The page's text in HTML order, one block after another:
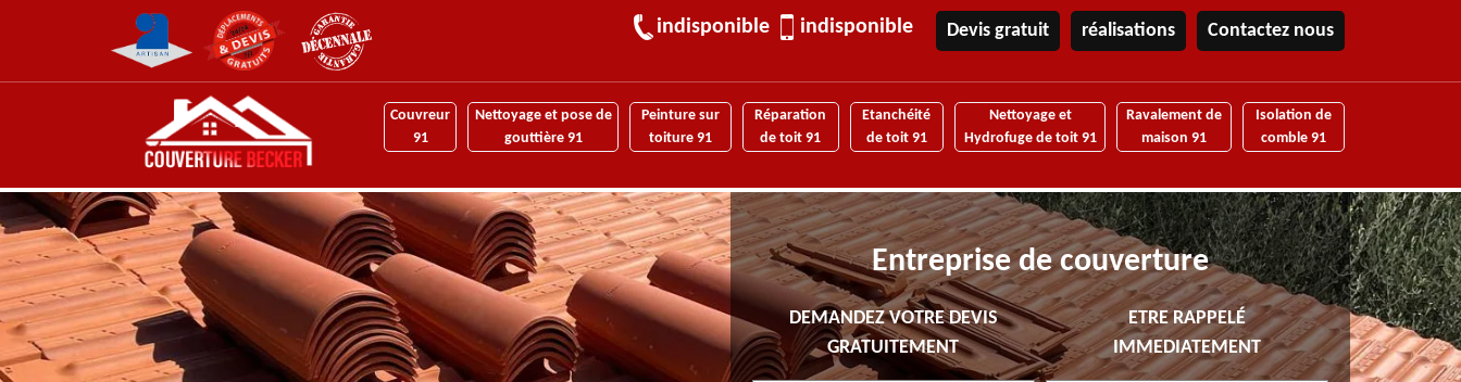
Devis gratuit réalisations Contactez nous
indisponible indisponible
Couvreur
91
Nettoyage et pose de
gouttière 91
Peinture sur
toiture 91
Réparation
de toit 91
Etanchéité
de toit 91
Nettoyage et
Hydrofuge de toit 91
Ravalement de
maison 91
Isolation de
comble 91
Entreprise de couverture
DEMANDEZ VOTRE DEVIS
GRATUITEMENT
ETRE RAPPELÉ
IMMEDIATEMENT